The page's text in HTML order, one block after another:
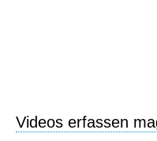
Videos erfassen